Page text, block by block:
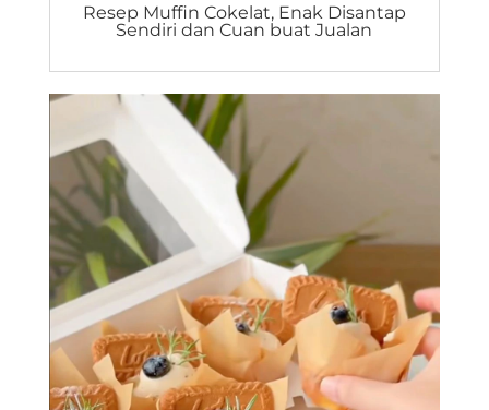
Resep Muffin Cokelat, Enak Disantap
Sendiri dan Cuan buat Jualan